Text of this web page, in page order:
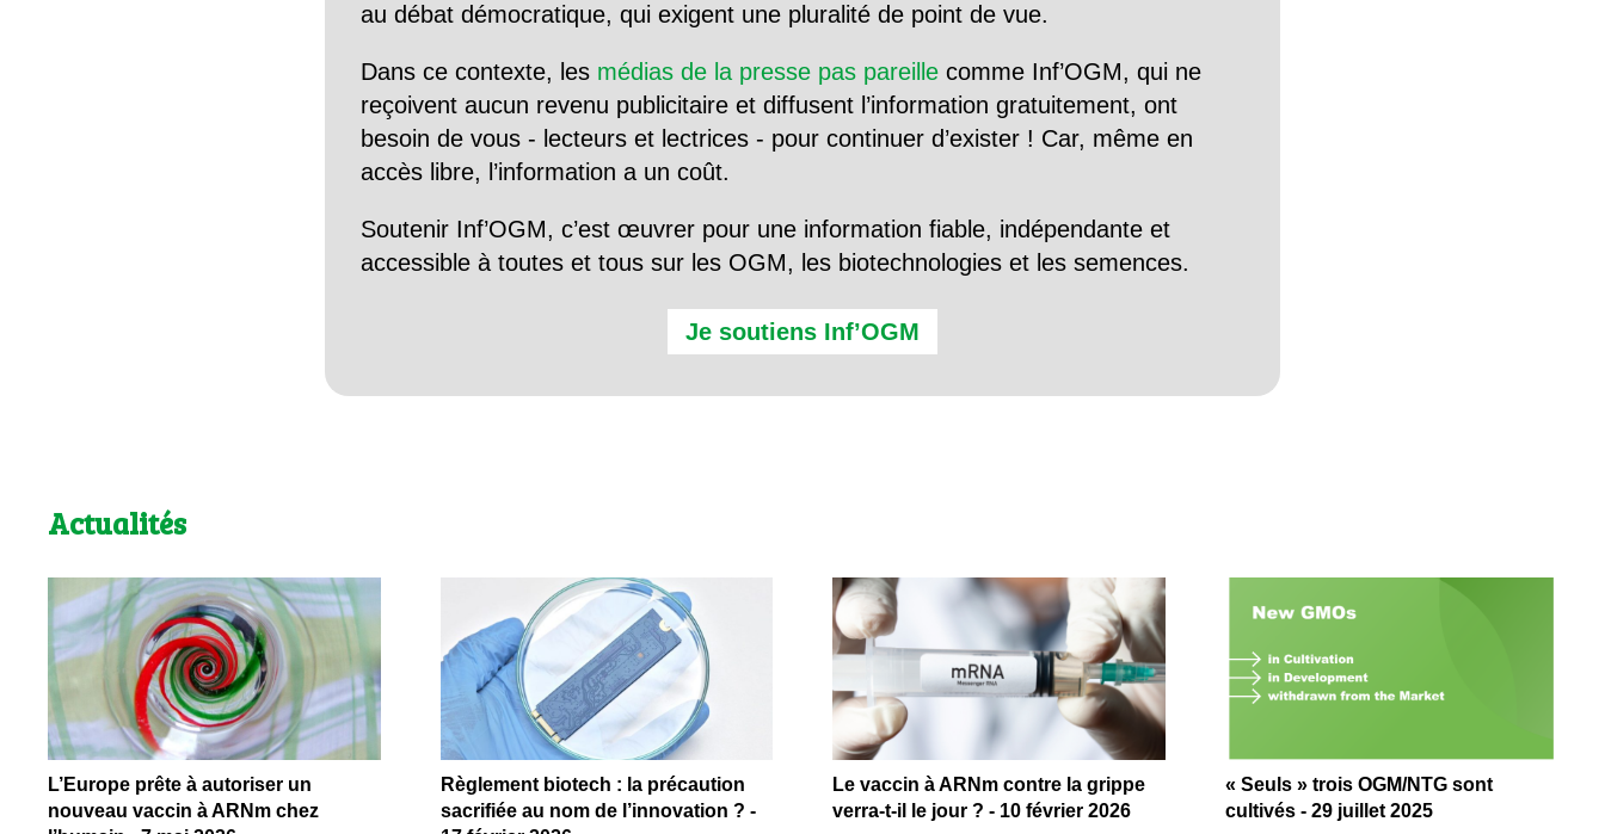
au débat démocratique, qui exigent une pluralité de point de vue.
Dans ce contexte, les médias de la presse pas pareille comme Inf’OGM, qui ne
reçoivent aucun revenu publicitaire et diffusent l’information gratuitement, ont
besoin de vous - lecteurs et lectrices - pour continuer d’exister ! Car, même en
accès libre, l’information a un coût.
Soutenir Inf’OGM, c’est œuvrer pour une information fiable, indépendante et
accessible à toutes et tous sur les OGM, les biotechnologies et les semences.
Je soutiens Inf’OGM
Actualités
L’Europe prête à autoriser un
nouveau vaccin à ARNm chez
Règlement biotech : la précaution
sacrifiée au nom de l’innovation ? -
Le vaccin à ARNm contre la grippe
verra-t-il le jour ? - 10 février 2026
« Seuls » trois OGM/NTG sont
cultivés - 29 juillet 2025